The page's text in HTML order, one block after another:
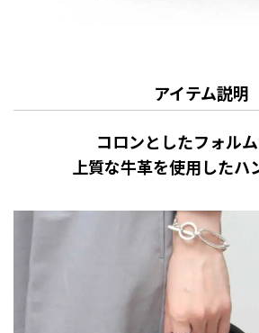
アイテム説明
コロンとしたフォル
上質な牛革を使用したハ